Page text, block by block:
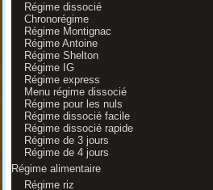
Régime dissocié
Chronorégime
Régime Montignac
Régime Antoine
Régime Shelton
Régime IG
Régime express
Menu régime dissocié
Régime pour les nuls
Régime dissocié facile
Régime dissocié rapide
Régime de 3 jours
Régime de 4 jours
Régime alimentaire
Régime riz